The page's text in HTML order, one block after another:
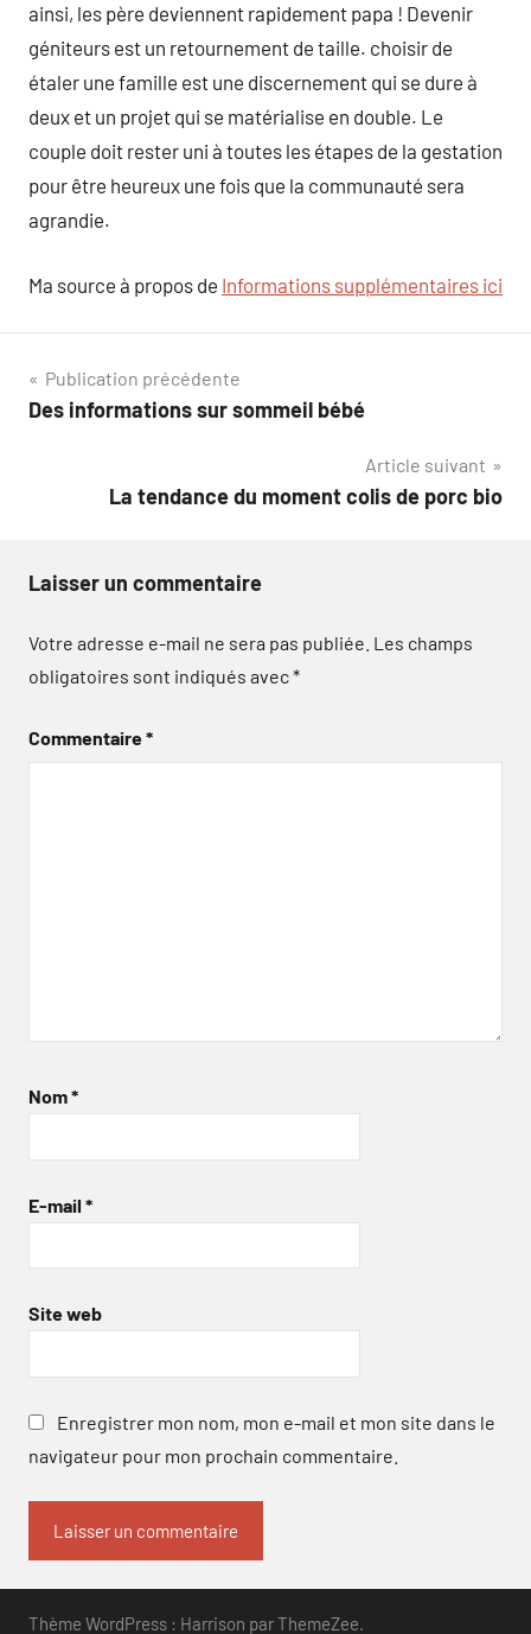
ainsi, les père deviennent rapidement papa ! Devenir
géniteurs est un retournement de taille. choisir de
étaler une famille est une discernement qui se dure à
deux et un projet qui se matérialise en double. Le
couple doit rester uni à toutes les étapes de la gestation
pour être heureux une fois que la communauté sera
agrandie.
Ma source à propos de Informations supplémentaires ici
Navigation
de
Publication précédente
Des informations sur sommeil bébé
Article suivant
La tendance du moment colis de porc bio
Laisser un commentaire
Votre adresse e-mail ne sera pas publiée. Les champs
obligatoires sont indiqués avec*
Commentaire*
Nom*
E-mail *
Site web
Enregistrer mon nom, mon e-mail et mon site dans le
navigateur pour mon prochain commentaire.
Thème WordPress : Harrison par ThemeZee.